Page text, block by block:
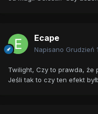
Ecape
Napisano Grudzień
Twilight, Czy to prawda, że
Jeśli tak to czy ten efekt